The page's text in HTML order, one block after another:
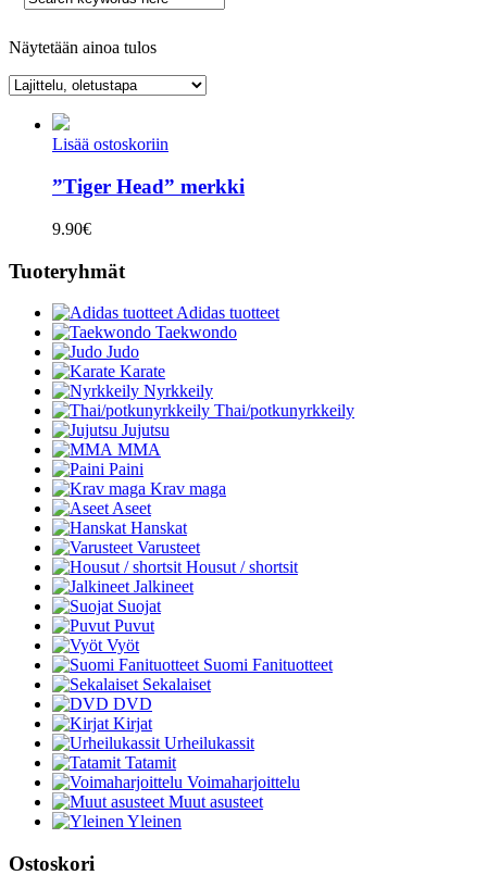
Näytetään ainoa tulos
Lisää ostoskoriin
”Tiger Head” merkki
9.90€
Tuoteryhmät
Adidas tuotteet
Taekwondo
Judo
Karate
Nyrkkeily
Thai/potkunyrkkeily
Jujutsu
MMA
Paini
Krav maga
Aseet
Hanskat
Varusteet
Housut / shortsit
Jalkineet
Suojat
Puvut
Vyöt
Suomi Fanituotteet
Sekalaiset
DVD
Kirjat
Urheilukassit
Tatamit
Voimaharjoittelu
Muut asusteet
Yleinen
Ostoskori